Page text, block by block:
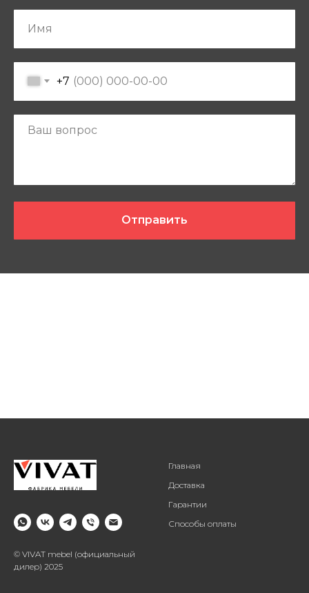
+7
Отправить
© VIVAT mebel (официальный
дилер) 2025
Главная
Доставка
Гарантии
Способы оплаты